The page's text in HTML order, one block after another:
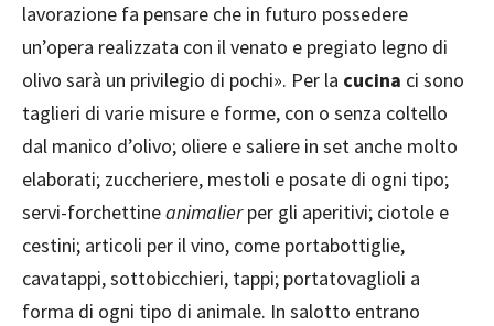
lavorazione fa pensare che in futuro possedere
un’opera realizzata con il venato e pregiato legno di
olivo sarà un privilegio di pochi». Per la cucina ci sono
taglieri di varie misure e forme, con o senza coltello
dal manico d’olivo; oliere e saliere in set anche molto
elaborati; zuccheriere, mestoli e posate di ogni tipo;
servi-forchettineanimalierper gli aperitivi; ciotole e
cestini; articoli per il vino, come portabottiglie,
cavatappi, sottobicchieri, tappi; portatovaglioli a
forma di ogni tipo di animale. In salotto entrano